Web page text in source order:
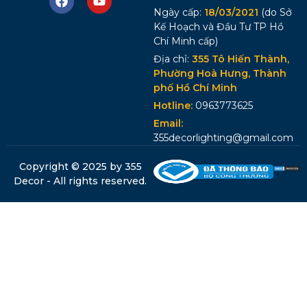
Ngày cấp: 18/03/2021 (do Sở
Kế Hoạch và Đầu Tư TP Hồ
Chí Minh cấp)
Địa chỉ: 355 Tô Hiến Thành,
Phường Hoà Hưng, Thành
phố Hồ Chí Minh
Hotline: 0963773625
Email:
355decorlighting@gmail.com
Copyright © 2025 by 355
Decor - All rights reserved.